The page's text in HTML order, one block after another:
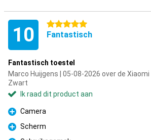
10 5 sterren
Fantastisch
Fantastisch toestel
Marco Huijgens | 05-08-2026 over de Xiaomi
Zwart
Ik raad dit product aan
Pluspunt
Camera
Pluspunt
Scherm